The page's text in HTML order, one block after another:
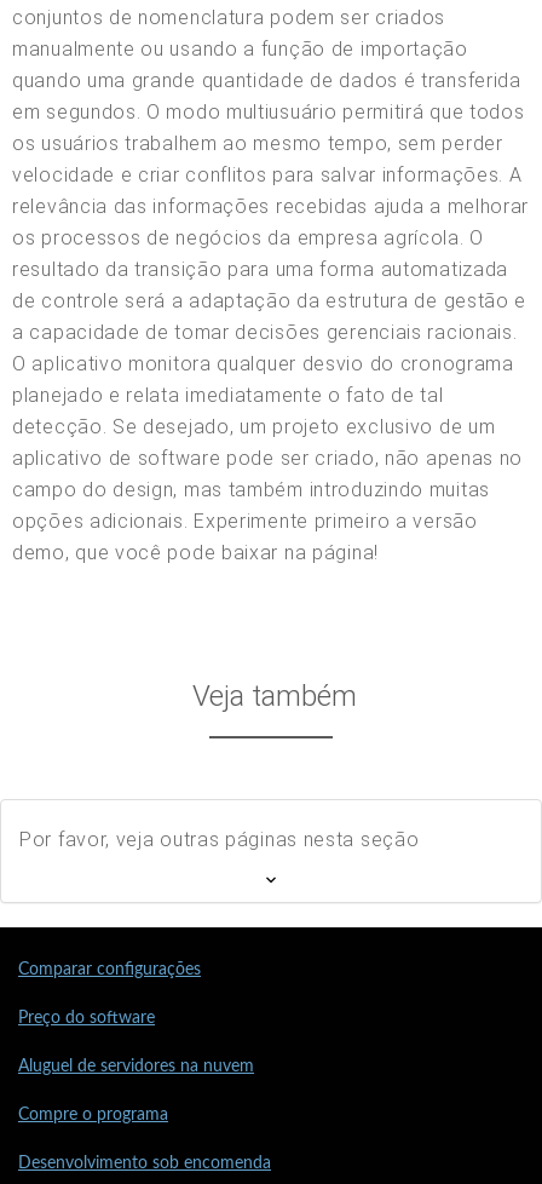
conjuntos de nomenclatura podem ser criados
manualmente ou usando a função de importação
quando uma grande quantidade de dados é transferida
em segundos. O modo multiusuário permitirá que todos
os usuários trabalhem ao mesmo tempo, sem perder
velocidade e criar conflitos para salvar informações. A
relevância das informações recebidas ajuda a melhorar
os processos de negócios da empresa agrícola. O
resultado da transição para uma forma automatizada
de controle será a adaptação da estrutura de gestão e
a capacidade de tomar decisões gerenciais racionais.
O aplicativo monitora qualquer desvio do cronograma
planejado e relata imediatamente o fato de tal
detecção. Se desejado, um projeto exclusivo de um
aplicativo de software pode ser criado, não apenas no
campo do design, mas também introduzindo muitas
opções adicionais. Experimente primeiro a versão
demo, que você pode baixar na página!
Veja também
Por favor, veja outras páginas nesta seção
Comparar configurações
Preço do software
Aluguel de servidores na nuvem
Compre o programa
Desenvolvimento sob encomenda